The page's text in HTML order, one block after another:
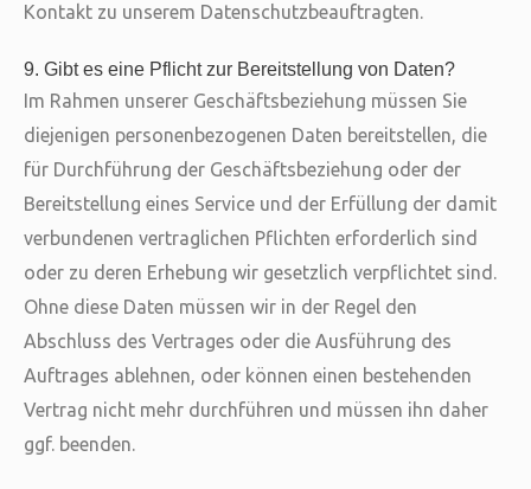
Kontakt zu unserem Datenschutzbeauftragten.
9. Gibt es eine Pflicht zur Bereitstellung von Daten?
Im Rahmen unserer Geschäftsbeziehung müssen Sie
diejenigen personenbezogenen Daten bereitstellen, die
für Durchführung der Geschäftsbeziehung oder der
Bereitstellung eines Service und der Erfüllung der damit
verbundenen vertraglichen Pflichten erforderlich sind
oder zu deren Erhebung wir gesetzlich verpflichtet sind.
Ohne diese Daten müssen wir in der Regel den
Abschluss des Vertrages oder die Ausführung des
Auftrages ablehnen, oder können einen bestehenden
Vertrag nicht mehr durchführen und müssen ihn daher
ggf. beenden.